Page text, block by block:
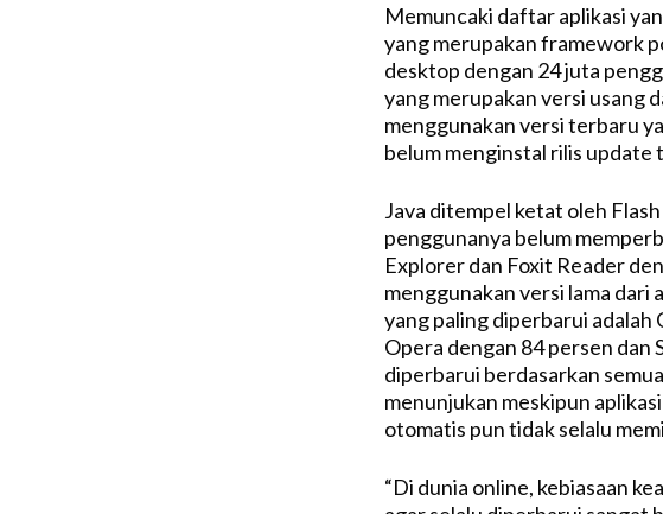
Memuncaki daftar aplikasi
yang merupakan framework
desktop dengan 24 juta
yang merupakan versi usang
menggunakan versi terbaru
belum menginstal rilis update
Java ditempel ketat oleh
penggunanya belum
Explorer dan Foxit Reader
menggunakan versi lama dari
yang paling diperbarui adalah
Opera dengan 84 persen dan
diperbarui berdasarkan
menunjukan meskipun
otomatis pun tidak selalu
“Di dunia online, kebiasaan